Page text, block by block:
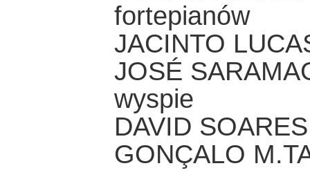
fortepianów
JACINTO
JOSÉ
wyspie
DAVID
GONÇALO